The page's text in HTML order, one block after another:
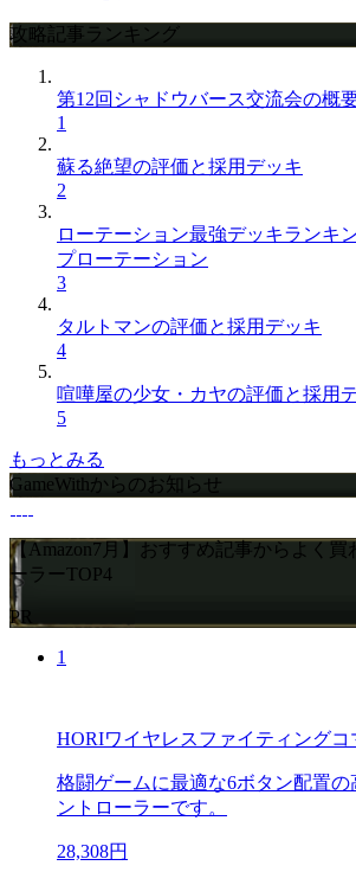
攻略記事ランキング
第12回シャドウバース交流会の概
1
蘇る絶望の評価と採用デッキ
2
ローテーション最強デッキランキ
プローテーション
3
タルトマンの評価と採用デッキ
4
喧嘩屋の少女・カヤの評価と採用
5
もっとみる
GameWithからのお知らせ
【Amazon7月】おすすめ記事からよく
ーラーTOP4
PR
1
HORIワイヤレスファイティングコ
格闘ゲームに最適な6ボタン配置の
ントローラーです。
28,308円